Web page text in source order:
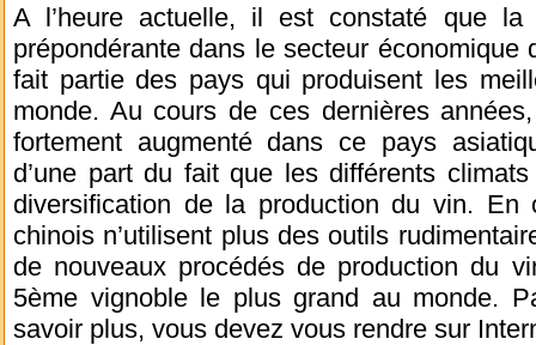
A l’heure actuelle, il est constaté que la
prépondérante dans le secteur
fait partie des pays qui produisent les
monde. Au cours de ces dernières
fortement augmenté dans ce pays
d’une part du fait que les différents
diversification de la production du vin.
chinois n’utilisent plus des outils
de nouveaux procédés de production du
5ème vignoble le plus grand au monde.
savoir plus, vous devez vous rendre sur